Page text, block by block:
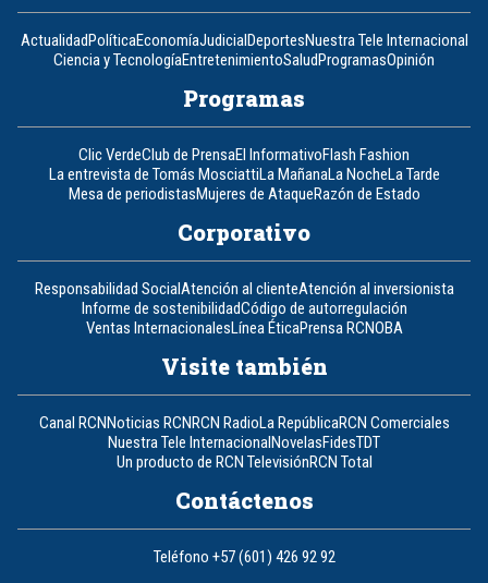
ActualidadPolíticaEconomíaJudicialDeportesNuestra Tele Internacional
Ciencia y TecnologíaEntretenimientoSaludProgramasOpinión
Programas
Clic VerdeClub de PrensaEl InformativoFlash Fashion
La entrevista de Tomás MosciattiLa MañanaLa NocheLa Tarde
Mesa de periodistasMujeres de AtaqueRazón de Estado
Corporativo
Responsabilidad SocialAtención al clienteAtención al inversionista
Informe de sostenibilidadCódigo de autorregulación
Ventas InternacionalesLínea ÉticaPrensa RCNOBA
Visite también
Canal RCNNoticias RCNRCN RadioLa RepúblicaRCN Comerciales
Nuestra Tele InternacionalNovelasFidesTDT
Un producto de RCN TelevisiónRCN Total
Contáctenos
Teléfono +57 (601) 426 92 92